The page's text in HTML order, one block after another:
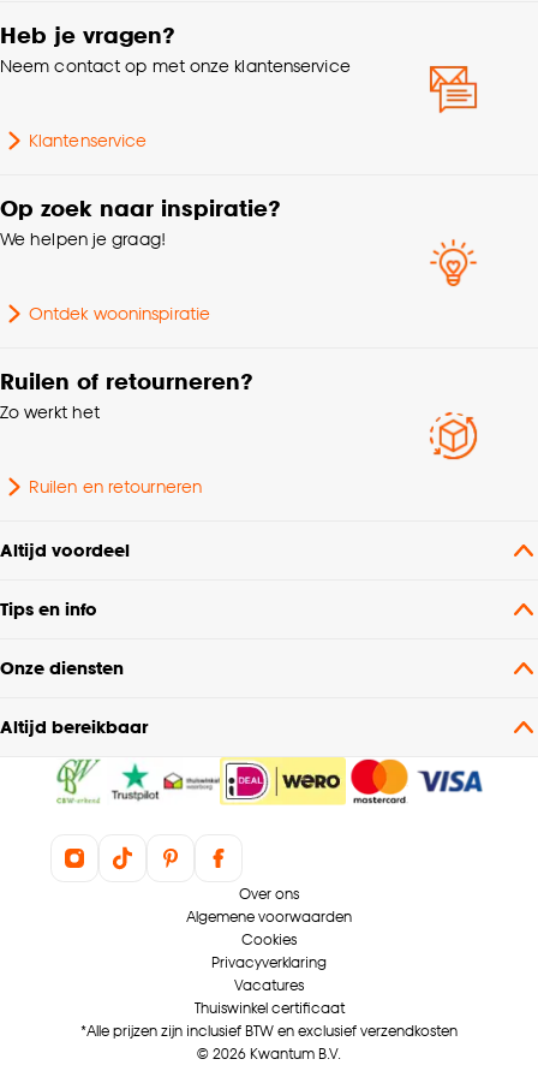
Let op: Kleurverschil t.o.v. showbaan en online afbeelding
voorbehouden. Prijs per strekkende meter.
Machinewas 30º,
Chemisch reinigen, Niet
in de droogtrommel,
Milieu kenmerken
Mogelijkheden
plooi, Retourplooi enkel,
Retourplooi dubbel,
Garantietermijn
Bediening Elektrisch, Handmatig
Kenmerken
Isolerend,
Geluiddempend
Bauke, Suus, Fabiola,
Celine
Heb je vragen?
Neem contact op met onze klantenservice
Klantenservice
Op zoek naar inspiratie?
We helpen je graag!
Ontdek wooninspiratie
Ruilen of retourneren?
Zo werkt het
Ruilen en retourneren
Altijd voordeel
Tips en info
Onze diensten
Altijd bereikbaar
Over ons
Algemene voorwaarden
Cookies
Privacyverklaring
Vacatures
Thuiswinkel certificaat
*Alle prijzen zijn inclusief BTW en exclusief verzendkosten
© 2026 Kwantum B.V.